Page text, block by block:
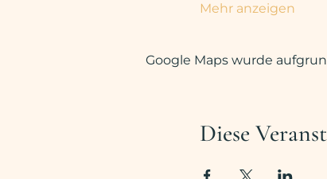
Mehr anzeigen
Google Maps wurde
Diese